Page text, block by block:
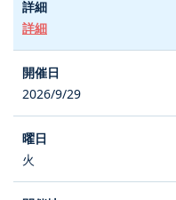
詳細
2026/9/29
火